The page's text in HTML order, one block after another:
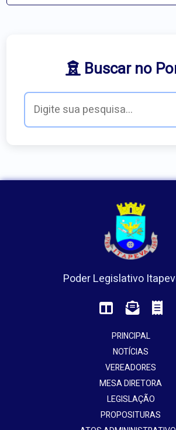
Buscar no
Poder Legislativo
PRINCIPAL
NOTÍCIAS
VEREADORES
MESA DIRETORA
LEGISLAÇÃO
PROPOSITURAS